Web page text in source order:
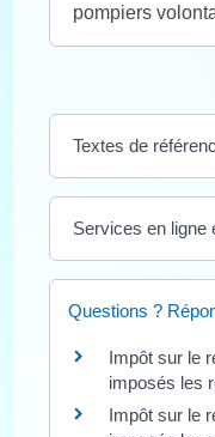
pompiers
Textes de
Services en ligne
Questions ?
Impôt sur le
imposés les
Impôt sur le